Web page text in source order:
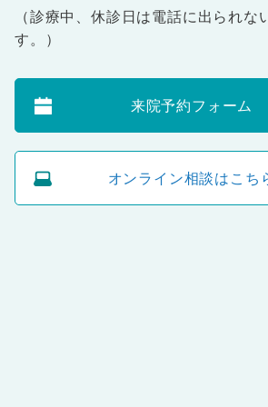
（診療中、休診日は電話に出られな
す。）
来院予約フォーム
オンライン相談はこち